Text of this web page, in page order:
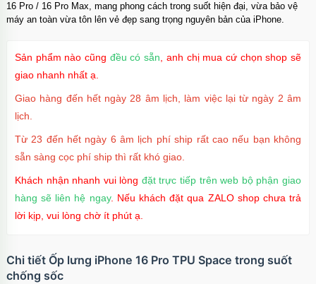
16 Pro / 16 Pro Max, mang phong cách trong suốt hiện đại, vừa bảo vệ
máy an toàn vừa tôn lên vẻ đẹp sang trọng nguyên bản của iPhone.
Sản phẩm nào cũng đều có sẵn , anh chị mua cứ chọn shop sẽ
giao nhanh nhất ạ.
Giao hàng đến hết ngày 28 âm lịch, làm việc lại từ ngày 2 âm
lịch.
Từ 23 đến hết ngày 6 âm lịch phí ship rất cao nếu bạn không
sẵn sàng cọc phí ship thì rất khó giao.
Khách nhận nhanh vui lòng đặt trực tiếp trên web bộ phận giao
hàng sẽ liên hệ ngay. Nếu khách đặt qua ZALO shop chưa trả
lời kịp, vui lòng chờ ít phút ạ.
Chi tiết Ốp lưng iPhone 16 Pro TPU Space trong suốt
chống sốc